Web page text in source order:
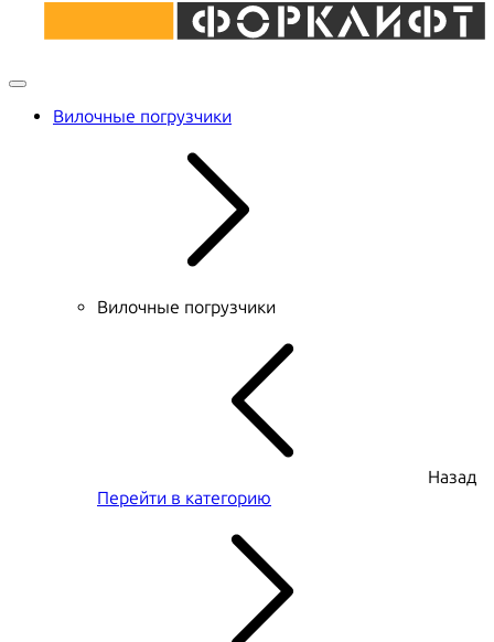
Вилочные погрузчики
Вилочные погрузчики
Назад
Перейти в категорию